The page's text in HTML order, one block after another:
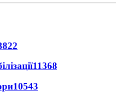
11368
10543